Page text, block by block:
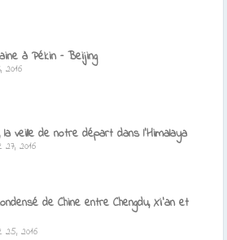
à Pékin – Beijing
2016
la veille de notre départ dans l’Himalaya
2016
de Chine entre Chengdu, Xi’an et
2016